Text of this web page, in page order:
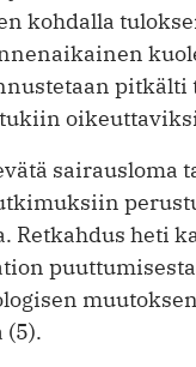
kohdalla
Retkahdus heti